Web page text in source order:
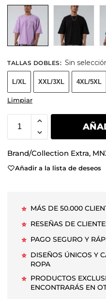
TALLAS DOBLES: Sin
L/XL XXL/3XL 4XL/5XL
Limpiar
Brand/Collection Extra,
Añadir a la lista de deseos
⭐ MÁS DE 50.000
⭐ RESEÑAS DE
⭐ PAGO SEGURO Y
⭐ DISEÑOS ÚNICOS Y
ROPA
⭐ PRODUCTOS
ENCONTRARÁS EN